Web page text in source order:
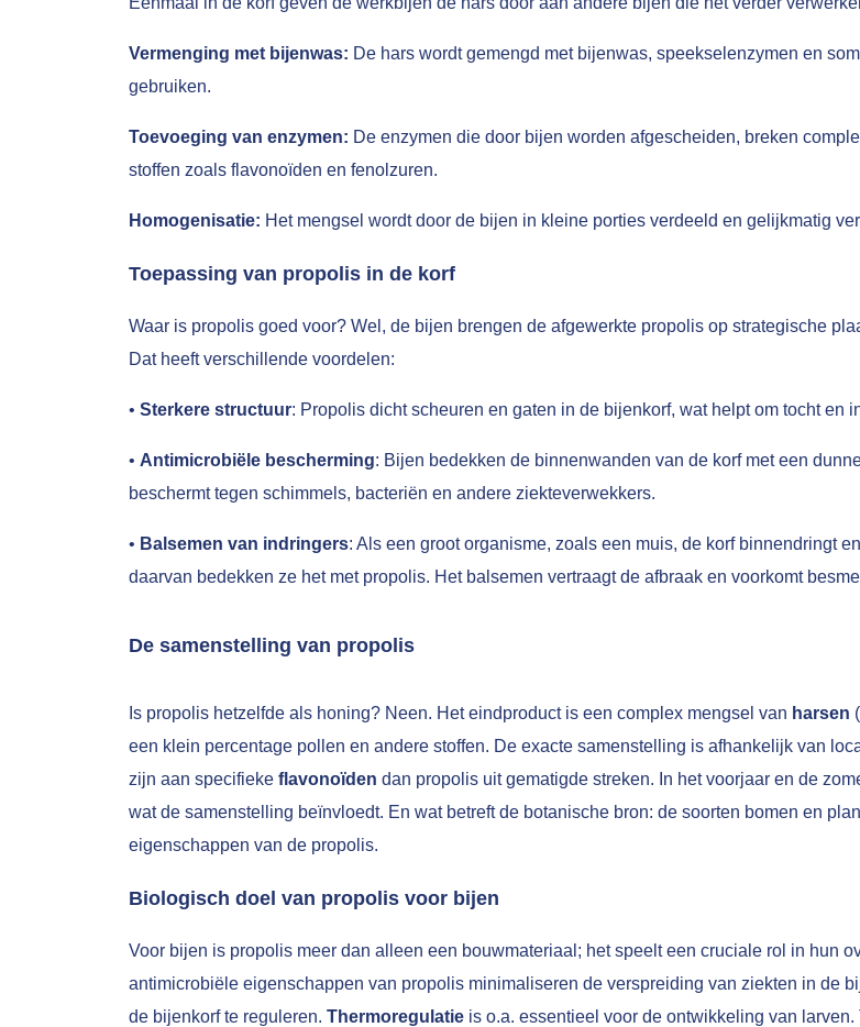
Vermenging met bijenwas: De hars wordt gemengd met bijenwas, speekselenzymen en
gebruiken.
Toevoeging van enzymen: De enzymen die door bijen worden afgescheiden, breken
stoffen zoals flavonoïden en fenolzuren.
Homogenisatie: Het mengsel wordt door de bijen in kleine porties verdeeld en gelijkmatig
Toepassing van propolis in de korf
Waar is propolis goed voor? Wel, de bijen brengen de afgewerkte propolis op strategische
Dat heeft verschillende voordelen:
• Sterkere structuur: Propolis dicht scheuren en gaten in de bijenkorf, wat helpt om tocht en
• Antimicrobiële bescherming: Bijen bedekken de binnenwanden van de korf met een
beschermt tegen schimmels, bacteriën en andere ziekteverwekkers.
• Balsemen van indringers: Als een groot organisme, zoals een muis, de korf binnendringt
daarvan bedekken ze het met propolis. Het balsemen vertraagt de afbraak en voorkomt
De samenstelling van propolis
Is propolis hetzelfde als honing? Neen. Het eindproduct is een complex mengsel van harsen
een klein percentage pollen en andere stoffen. De exacte samenstelling is afhankelijk van
zijn aan specifieke flavonoïden dan propolis uit gematigde streken. In het voorjaar en de
wat de samenstelling beïnvloedt. En wat betreft de botanische bron: de soorten bomen en
eigenschappen van de propolis.
Biologisch doel van propolis voor bijen
Voor bijen is propolis meer dan alleen een bouwmateriaal; het speelt een cruciale rol in hun
antimicrobiële eigenschappen van propolis minimaliseren de verspreiding van ziekten in de
de bijenkorf te reguleren. Thermoregulatie is o.a. essentieel voor de ontwikkeling van